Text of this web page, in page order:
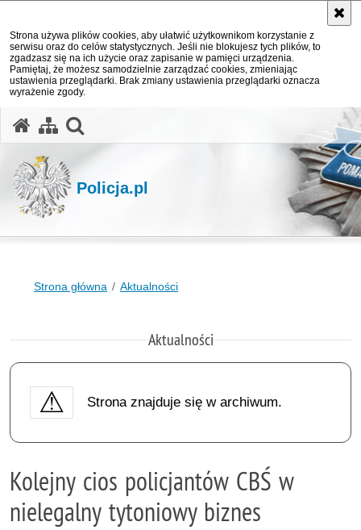
Strona używa plików cookies, aby ułatwić użytkownikom korzystanie z
serwisu oraz do celów statystycznych. Jeśli nie blokujesz tych plików, to
zgadzasz się na ich użycie oraz zapisanie w pamięci urządzenia.
Pamiętaj, że możesz samodzielnie zarządzać cookies, zmieniając
ustawienia przeglądarki. Brak zmiany ustawienia przeglądarki oznacza
wyrażenie zgody.
Policja.pl
Strona główna Aktualności
Aktualności
Strona znajduje się w archiwum.
Kolejny cios policjantów CBŚ w
nielegalny tytoniowy biznes